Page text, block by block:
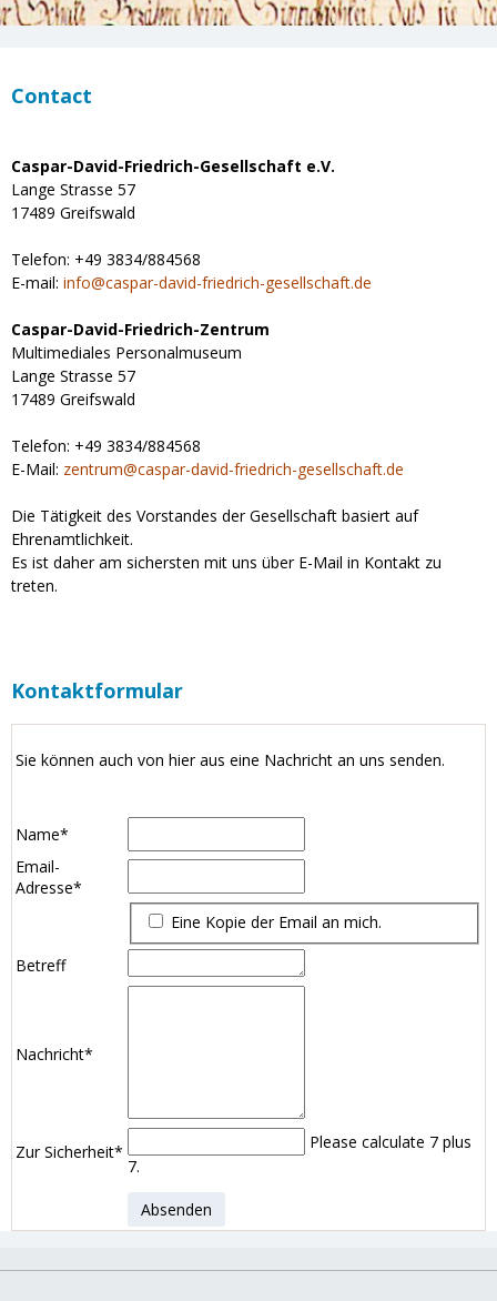
Contact
Caspar-David-Friedrich-Gesellschaft e.V.
Lange Strasse 57
17489 Greifswald
Telefon: +49 3834/884568
E-mail: info@caspar-david-friedrich-gesellschaft.de
Caspar-David-Friedrich-Zentrum
Multimediales Personalmuseum
Lange Strasse 57
17489 Greifswald
Telefon: +49 3834/884568
E-Mail: zentrum@caspar-david-friedrich-gesellschaft.de
Die Tätigkeit des Vorstandes der Gesellschaft basiert auf
Ehrenamtlichkeit.
Es ist daher am sichersten mit uns über E-Mail in Kontakt zu
treten.
Kontaktformular
Sie können auch von hier aus eine Nachricht an uns senden.
Mandatory
Name*
Mandatory
field
Email-
Adresse*
Eine Kopie der Email an mich.
Betreff
Mandatory
Nachricht*
Mandatory
Zur Sicherheit*
Please calculate 7 plus
7.